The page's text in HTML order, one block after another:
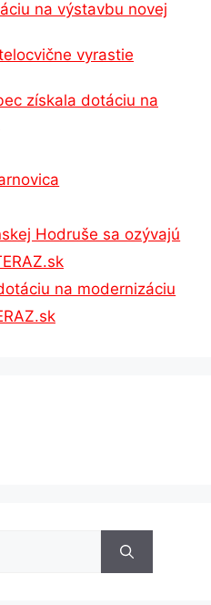
na výstavbu novej
vyrastie
získala dotáciu na
Hodruše sa ozývajú
na modernizáciu